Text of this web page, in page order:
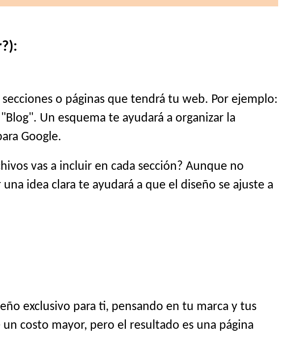
secciones o páginas que tendrá tu web. Por ejemplo:
Un esquema te ayudará a organizar la
Google.
vas a incluir en cada sección? Aunque no
idea clara te ayudará a que el diseño se ajuste a
exclusivo para ti, pensando en tu marca y tus
costo mayor, pero el resultado es una página